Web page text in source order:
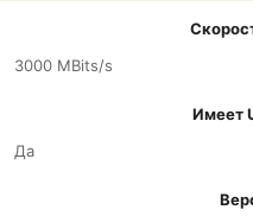
3000 MBits/s
Имеет
Да